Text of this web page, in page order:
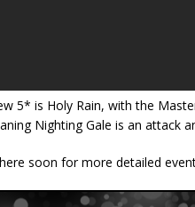
5* is Holy Rain, with the
Nighting Gale is an attack
soon for more detailed